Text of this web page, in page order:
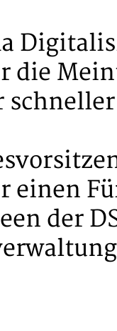
die
einen
der